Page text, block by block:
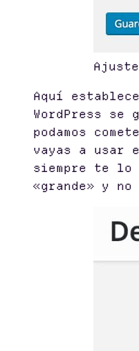
Aquí
WordPress
podamos
vayas a usar
siempre te lo
«grande» y